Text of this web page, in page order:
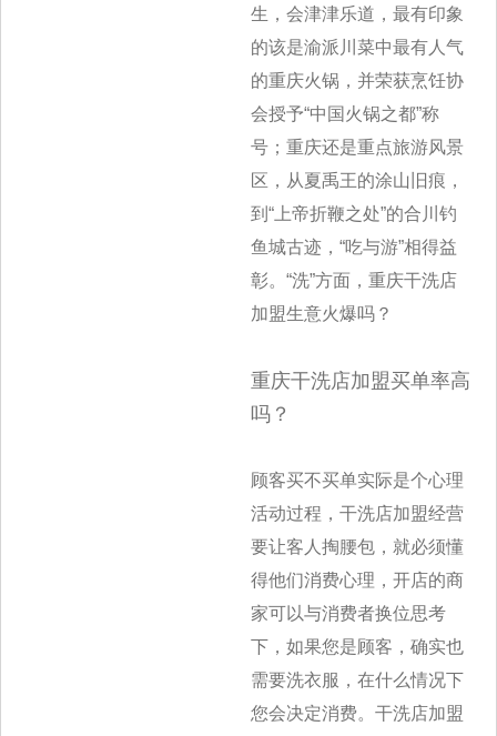
生，会津津乐道，最有印象
的该是渝派川菜中最有人气
的重庆火锅，并荣获烹饪协
会授予“中国火锅之都”称
号；重庆还是重点旅游风景
区，从夏禹王的涂山旧痕，
到“上帝折鞭之处”的合川钓
鱼城古迹，“吃与游”相得益
彰。“洗”方面，重庆干洗店
加盟生意火爆吗？
重庆干洗店加盟买单率高
吗？
顾客买不买单实际是个心理
活动过程，干洗店加盟经营
要让客人掏腰包，就必须懂
得他们消费心理，开店的商
家可以与消费者换位思考
下，如果您是顾客，确实也
需要洗衣服，在什么情况下
您会决定消费。干洗店加盟